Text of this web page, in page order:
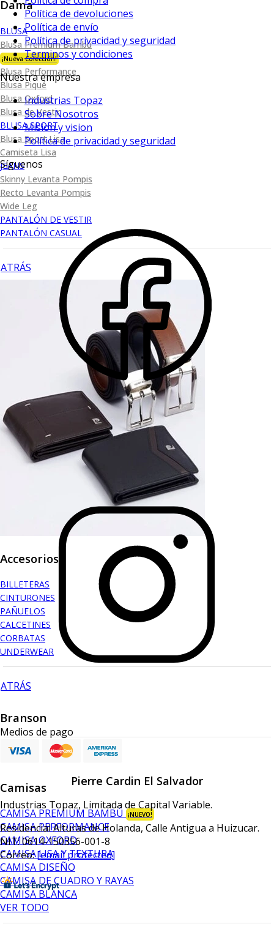
Dama
BLUSA
Blusa Premium Bambú
¡Nueva Colección!
Blusa Performance
Blusa Piqué
Blusa Oxford
Blusa de Vestir
BLUSA SPORT
Blusa Sport Lisa
Camiseta Lisa
JEANS
Skinny Levanta Pompis
Recto Levanta Pompis
Wide Leg
PANTALÓN DE VESTIR
PANTALÓN CASUAL
ATRÁS
Accesorios
BILLETERAS
CINTURONES
PAÑUELOS
CALCETINES
CORBATAS
UNDERWEAR
ATRÁS
Branson
ATRÁS
Camisas
CAMISA PREMIUM BAMBÚ ¡NUEVO!
CAMISA PERFORMANCE
CAMISA OXFORD
CAMISA LISA Y TEXTURA
CAMISA DISEÑO
CAMISA DE CUADRO Y RAYAS
CAMISA BLANCA
VER TODO
Política de devoluciones
Política de envío
Política de privacidad y seguridad
Terminos y condiciones
Nuestra empresa
Industrias Topaz
Sobre Nosotros
Mision y vision
Política de privacidad y seguridad
Síguenos
Medios de pago
Pierre Cardin El Salvador
Industrias Topaz, Limitada de Capital Variable.
Residencial Alturas de Holanda, Calle Antigua a Huizucar.
NIT: 0614-150356-001-8
Correo:[email protected]